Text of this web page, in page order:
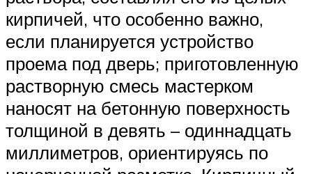
кирпичей, что особенно важно,
если планируется устройство
проема под дверь; приготовленную
растворную смесь мастерком
наносят на бетонную поверхность
толщиной в девять – одиннадцать
миллиметров, ориентируясь по